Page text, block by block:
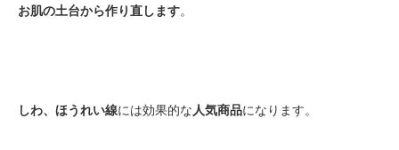
お肌の土台から作り直します。
しわ、ほうれい線には効果的な人気商品になります。